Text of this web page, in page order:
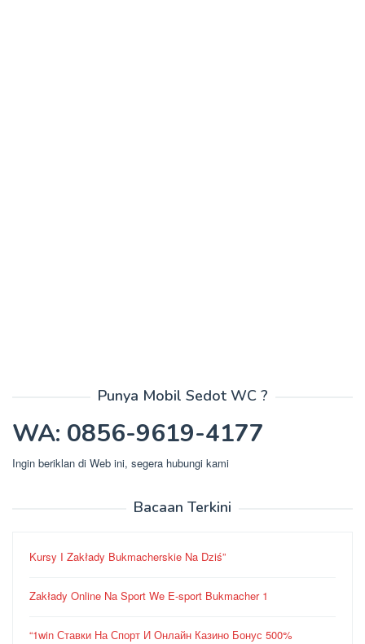
Punya Mobil Sedot WC ?
WA: 0856-9619-4177
Ingin beriklan di Web ini, segera hubungi kami
Bacaan Terkini
Kursy I Zakłady Bukmacherskie Na Dziś”
Zakłady Online Na Sport We E-sport Bukmacher 1
“1win Ставки На Спорт И Онлайн Казино Бонус 500%